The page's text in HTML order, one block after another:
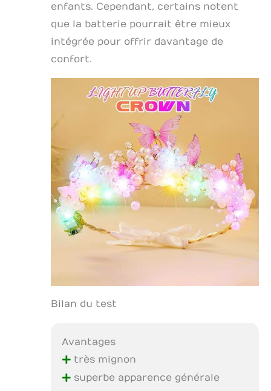
enfants. Cependant, certains notent
que la batterie pourrait être mieux
intégrée pour offrir davantage de
confort.
Bilan du test
Avantages
+très mignon
+superbe apparence générale